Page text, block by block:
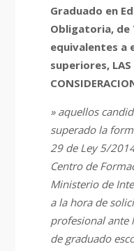
Graduado en
Obligatoria, de
equivalentes a
superiores, LAS
» aquellos
superado la
29 de Ley 5/
Centro de
Ministerio de
a la hora de
profesional ante
de graduado